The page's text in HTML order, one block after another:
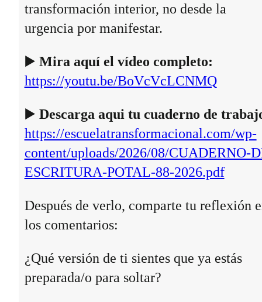
transformación interior, no desde la
urgencia por manifestar.
▶️ Mira aquí el vídeo completo:
https://youtu.be/BoVcVcLCNMQ
▶️ Descarga aqui tu cuaderno de
https://escuelatransformacional.com/wp-
content/uploads/2026/08/CUADERNO-
ESCRITURA-POTAL-88-2026.pdf
Después de verlo, comparte tu reflexión
los comentarios:
¿Qué versión de ti sientes que ya estás
preparada/o para soltar?